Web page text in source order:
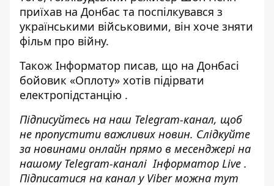
приїхав на Донбас та поспілкувався з
українськими військовими, він хоче зняти
фільм про війну.
Також Інформатор писав, що на Донбасі
бойовик «Оплоту» хотів підірвати
електропідстанцію .
Підписуйтесь на наш Telegram-канал, щоб
не пропустити важливих новин. Слідкуйте
за новинами онлайн прямо в месенджері на
нашому Telegram-каналіІнформатор Live .
Підписатися на канал у Viber можна тут